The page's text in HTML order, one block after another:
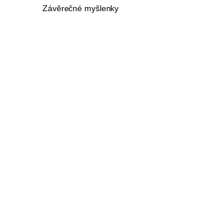
Závěrečné myšlenky